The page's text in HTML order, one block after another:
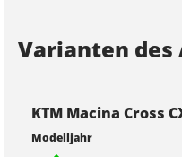
Varianten
KTM Macina Cross
Modelljahr